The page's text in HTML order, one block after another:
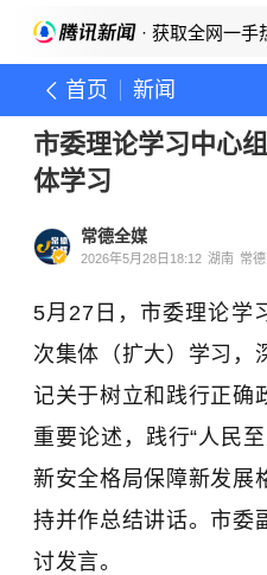
· 获取全网一手
首页 新闻
市委理论学习中心
体学习
常德全媒
2026年5月28日18:12 湖南 常
5月27日，市委理论学
次集体（扩大）学习，
记关于树立和践行正确
重要论述，践行“人民
新安全格局保障新发展
持并作总结讲话。市委
讨发言。